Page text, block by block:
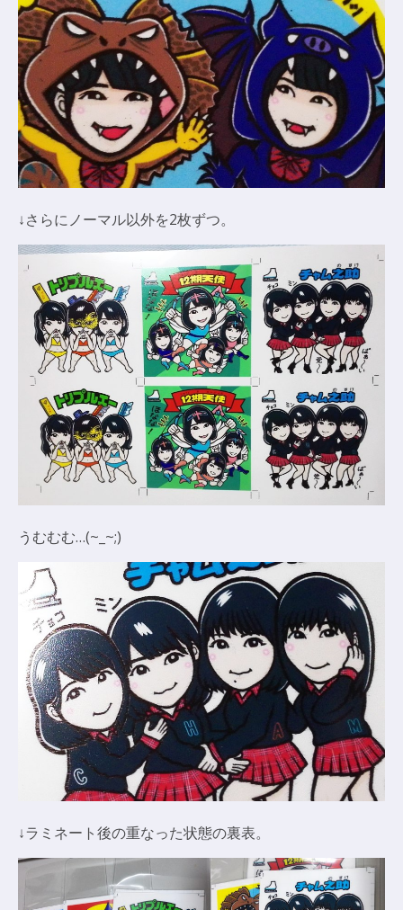
↓さらにノーマル以外を2枚ずつ。
うむむむ…(~_~;)
↓ラミネート後の重なった状態の裏表。